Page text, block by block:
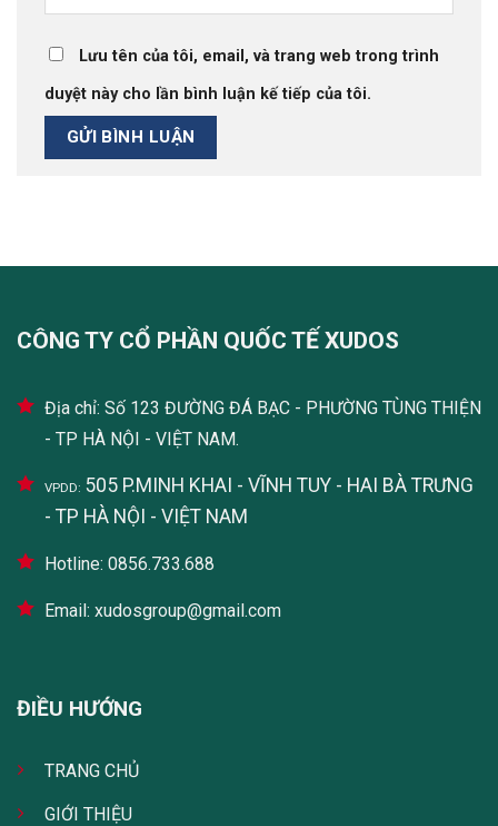
Lưu tên của tôi, email, và trang web trong trình
duyệt này cho lần bình luận kế tiếp của tôi.
CÔNG TY CỔ PHẦN QUỐC TẾ XUDOS
Địa chỉ: Số 123 ĐƯỜNG ĐÁ BẠC - PHƯỜNG TÙNG THIỆN
- TP HÀ NỘI - VIỆT NAM.
VPDD: 505 P.MINH KHAI - VĨNH TUY - HAI BÀ TRƯNG
- TP HÀ NỘI - VIỆT NAM
Hotline: 0856.733.688
Email: xudosgroup@gmail.com
ĐIỀU HƯỚNG
TRANG CHỦ
GIỚI THIỆU